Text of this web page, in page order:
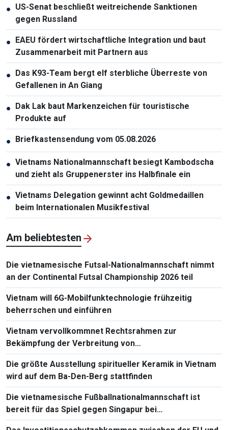
● US-Senat beschließt weitreichende Sanktionen
gegen Russland
● EAEU fördert wirtschaftliche Integration und baut
Zusammenarbeit mit Partnern aus
● Das K93-Team bergt elf sterbliche Überreste von
Gefallenen in An Giang
● Dak Lak baut Markenzeichen für touristische
Produkte auf
● Briefkastensendung vom 05.08.2026
● Vietnams Nationalmannschaft besiegt Kambodscha
und zieht als Gruppenerster ins Halbfinale ein
● Vietnams Delegation gewinnt acht Goldmedaillen
beim Internationalen Musikfestival
Am beliebtesten
Die vietnamesische Futsal-Nationalmannschaft nimmt
an der Continental Futsal Championship 2026 teil
Vietnam will 6G-Mobilfunktechnologie frühzeitig
beherrschen und einführen
Vietnam vervollkommnet Rechtsrahmen zur
Bekämpfung der Verbreitung von
Massenvernichtungswaffen
Die größte Ausstellung spiritueller Keramik in Vietnam
wird auf dem Ba-Den-Berg stattfinden
Die vietnamesische Fußballnationalmannschaft ist
bereit für das Spiel gegen Singapur bei
Südostasienmeisterschaft 2026